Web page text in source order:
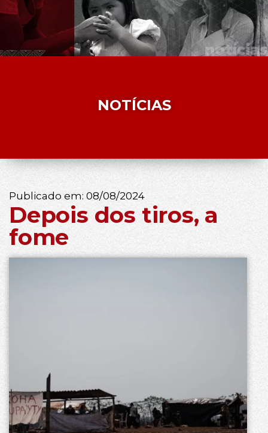
NOTÍCIAS
Publicado em: 08/08/2024
Depois dos tiros, a
fome